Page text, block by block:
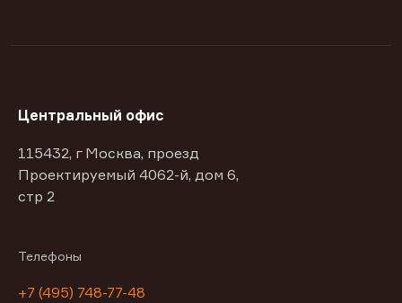
Центральный офис
115432, г Москва, проезд
Проектируемый 4062-й, дом 6,
стр 2
Телефоны
+7 (495) 748-77-48